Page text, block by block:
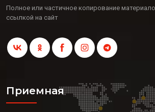
Полное или частичное копирование
ссылкой на сайт
Приемная